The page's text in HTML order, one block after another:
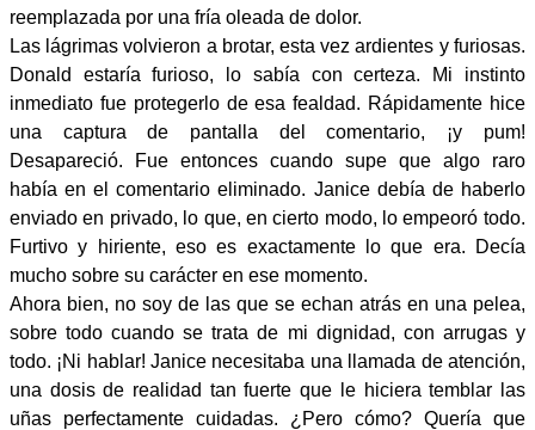
reemplazada por una fría oleada de dolor.
Las lágrimas volvieron a brotar, esta vez ardientes y furiosas.
Donald estaría furioso, lo sabía con certeza. Mi instinto
inmediato fue protegerlo de esa fealdad. Rápidamente hice
una captura de pantalla del comentario, ¡y pum!
Desapareció. Fue entonces cuando supe que algo raro
había en el comentario eliminado. Janice debía de haberlo
enviado en privado, lo que, en cierto modo, lo empeoró todo.
Furtivo y hiriente, eso es exactamente lo que era. Decía
mucho sobre su carácter en ese momento.
Ahora bien, no soy de las que se echan atrás en una pelea,
sobre todo cuando se trata de mi dignidad, con arrugas y
todo. ¡Ni hablar! Janice necesitaba una llamada de atención,
una dosis de realidad tan fuerte que le hiciera temblar las
uñas perfectamente cuidadas. ¿Pero cómo? Quería que